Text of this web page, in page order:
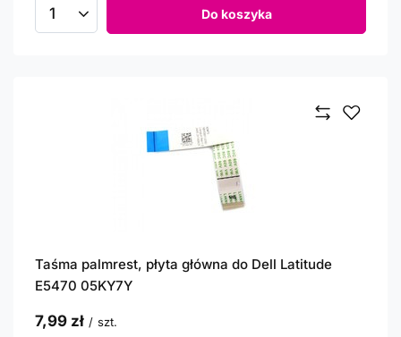
Ilość produktów Do koszyka
Taśma palmrest, płyta główna do Dell Latitude
E5470 05KY7Y
7,99 zł / szt.